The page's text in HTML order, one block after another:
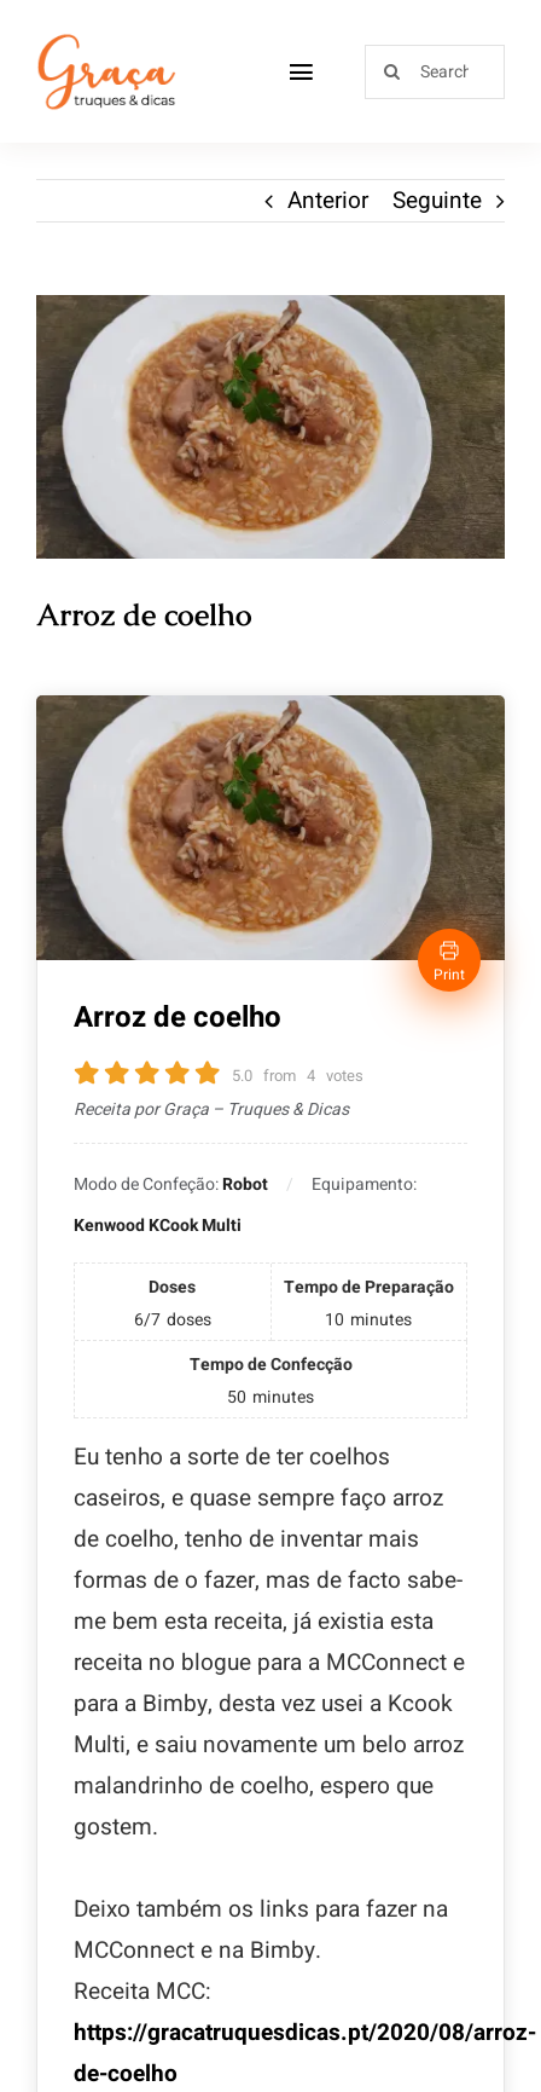
Receitas
Sobre
Blog
Contactos
Anterior Seguinte
Arroz de coelho
Print
Arroz de coelho
5.0 from 4 votes
Receita por Graça – Truques & Dicas
Modo de Confeção:Robot
Equipamento:
Kenwood KCook Multi
Doses
6/7 doses
Tempo de Preparação
10 minutes
Tempo de Confecção
50 minutes
Eu tenho a sorte de ter coelhos
caseiros, e quase sempre faço arroz
de coelho, tenho de inventar mais
formas de o fazer, mas de facto sabe-
me bem esta receita, já existia esta
receita no blogue para a MCConnect e
para a Bimby, desta vez usei a Kcook
Multi, e saiu novamente um belo arroz
malandrinho de coelho, espero que
gostem.
Deixo também os links para fazer na
MCConnect e na Bimby.
Receita MCC:
https://gracatruquesdicas.pt/2020/08/arroz-
de-coelho